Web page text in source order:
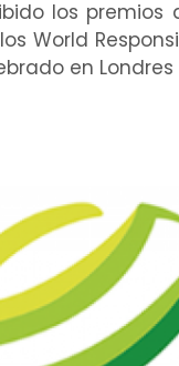
los
World
en